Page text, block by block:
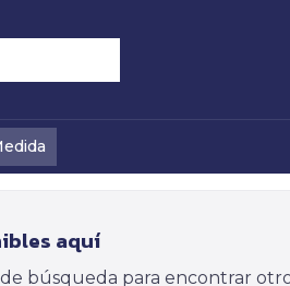
aquí
búsqueda para encontrar